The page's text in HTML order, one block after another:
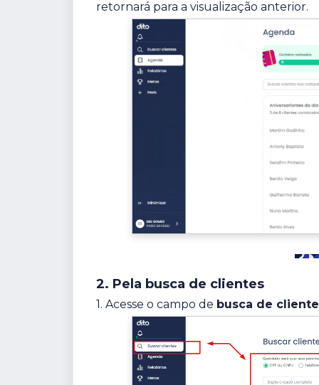
retornará para a visualização anterior.
2. Pela busca de clientes
1. Acesse o campo de busca de